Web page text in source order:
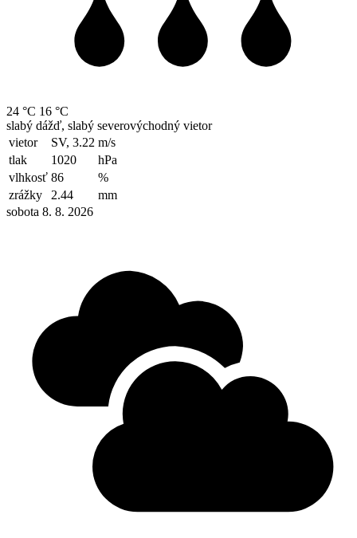
24 °C 16 °C
slabý dážď, slabý severovýchodný vietor
vietor
SV, 3.22 m/s
tlak
1020
hPa
vlhkosť 86
%
zrážky
2.44
mm
sobota 8. 8. 2026